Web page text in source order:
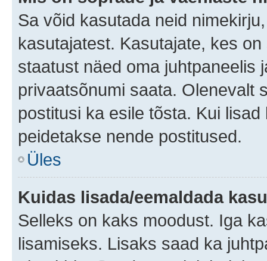
Sa võid kasutada neid
kasutajatest. Kasutajate, kes
staatust näed oma juhtpaneelis
privaatsõnumi saata. Olenevalt
postitusi ka esile tõsta. Kui
peidetakse nende postitused.
Üles
Kuidas lisada/eemaldada
Selleks on kaks moodust. Iga
lisamiseks. Lisaks saad ka